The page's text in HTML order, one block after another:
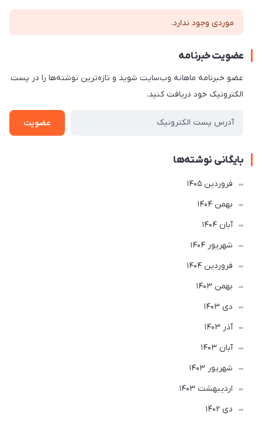
موردی وجود ندارد.
عضویت خبرنامه
عضو خبرنامه ماهانه وب‌سایت شوید و تازه‌ترین نوشته‌ها را در پست
الکترونیک خود دریافت کنید.
عضویت
بایگانی نوشته‌ها
فروردین 1405
بهمن 1404
آبان 1404
شهریور 1404
فروردین 1404
بهمن 1403
دی 1403
آذر 1403
آبان 1403
شهریور 1403
ارديبهشت 1403
دی 1402